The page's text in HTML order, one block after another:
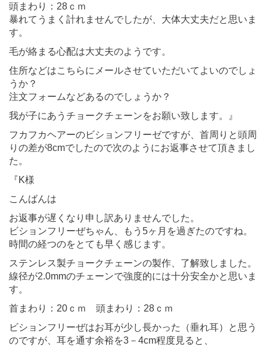
頭まわり：28ｃｍ
暴れてうまく計れませんでしたが、大体大丈夫だと思いま
す。
毛が絡まる心配は大丈夫のようです。
住所などはこちらにメールさせていただいてよいのでしょ
うか？
注文フォームなどあるのでしょうか？
我が子にあうチョークチェーンをお願い致します。』
フカフカヘアーのビションフリーゼですが、首周りと頭周
りの差が8cmでしたので次のようにお返事させて頂きまし
た。
『K様
こんばんは
お返事が遅くなり申し訳ありませんでした。
ビションフリーぜちゃん、もう5ヶ月を過ぎたのですね。
時間の経つのをとても早く感じます。
ステンレス製チョークチェーンの製作、了解致しました。
線径が2.0mmのチェーンで強度的には十分安全かと思いま
す。
首まわり：20ｃｍ 頭まわり：28ｃｍ
ビションフリーぜはお耳が少し長かった（垂れ耳）と思う
のですが、耳を通す余裕を3－4cm程度見ると、